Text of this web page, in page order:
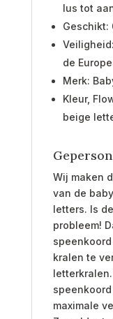
lus tot
Geschikt:
de
Merk:
Kleur,
beige
Wij maken
van de
letters. Is
probleem!
kralen te
maximale